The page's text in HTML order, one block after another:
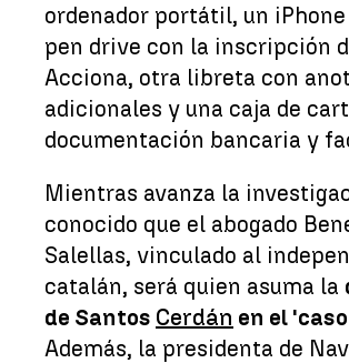
ordenador portátil, un iPhone
pen drive con la inscripción
Acciona, otra libreta con
adicionales y una caja de
documentación bancaria y
Mientras avanza la
conocido que el abogado
Salellas, vinculado al
catalán, será quien asuma la
de Santos Cerdán en el
Además, la presidenta de